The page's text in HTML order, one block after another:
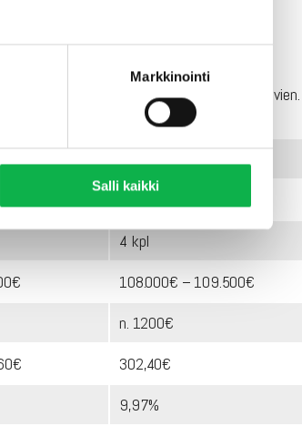
Markkinointi
Salli kaikki
hieman korkeampia kuin ylempänä olevien.
NELIÖT
4 kpl
108.000€ – 109.500€
n. 1200€
302,40€
9,97%